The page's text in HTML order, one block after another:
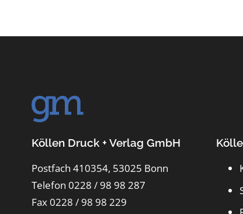
Köllen Druck + Verlag GmbH
Postfach 410354, 53025 Bonn
Telefon 0228 / 98 98 287
Fax 0228 / 98 98 229